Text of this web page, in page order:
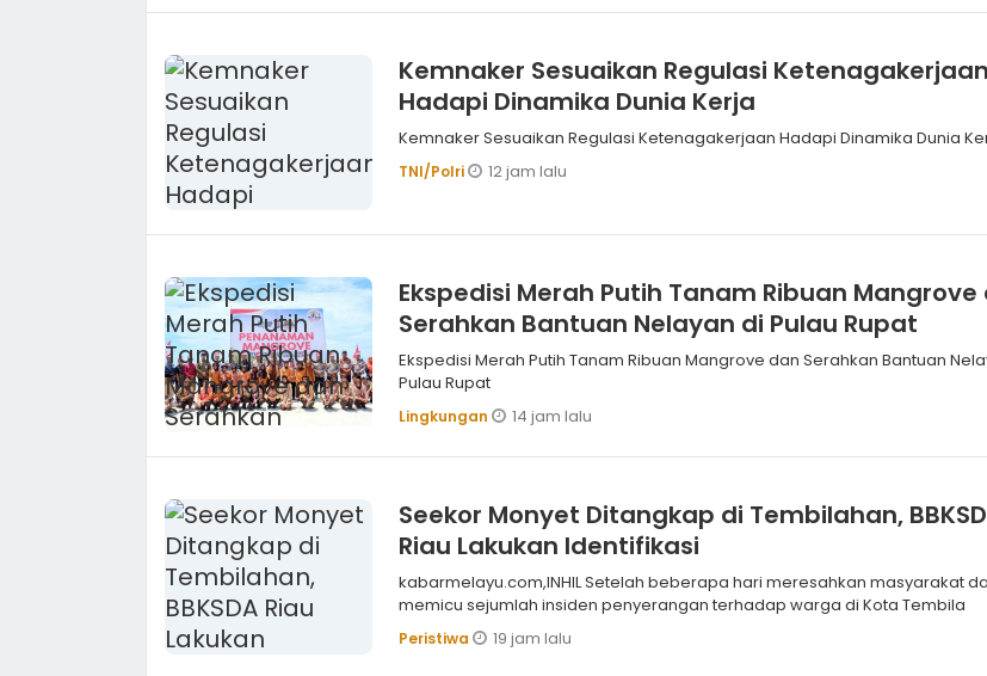
Kemnaker Sesuaikan Regulasi Ketenagakerjaan
Hadapi Dinamika Dunia Kerja
Kemnaker Sesuaikan Regulasi Ketenagakerjaan Hadapi Dinamika Dunia
TNI/Polri 12 jam lalu
Ekspedisi Merah Putih Tanam Ribuan Mangrove
Serahkan Bantuan Nelayan di Pulau Rupat
Ekspedisi Merah Putih Tanam Ribuan Mangrove dan Serahkan Bantuan
Pulau Rupat
Lingkungan 14 jam lalu
Seekor Monyet Ditangkap di Tembilahan,
Riau Lakukan Identifikasi
kabarmelayu.com,INHIL Setelah beberapa hari meresahkan masyarakat dan
memicu sejumlah insiden penyerangan terhadap warga di Kota Tembila
Peristiwa 19 jam lalu